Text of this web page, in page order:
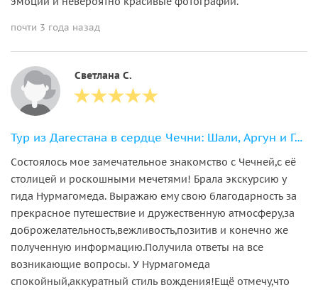
почти 3 года назад
Светлана С.
Тур из Дагестана в сердце Чечни: Шали, Аргун и Грозный
Состоялось мое замечательное знакомство с Чечней,с её
столицей и роскошными мечетями! Брала экскурсию у
гида Нурмагомеда. Выражаю ему свою благодарность за
прекрасное путешествие и дружественную атмосферу,за
доброжелательность,вежливость,позитив и конечно же
полученную информацию.Получила ответы на все
возникающие вопросы. У Нурмагомеда
спокойный,аккуратный стиль вождения!Ещё отмечу,что